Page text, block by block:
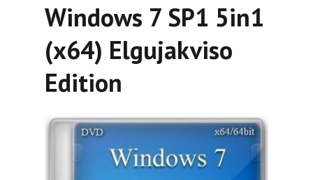
Windows 7 SP1 5in1
(x64) Elgujakviso
Edition